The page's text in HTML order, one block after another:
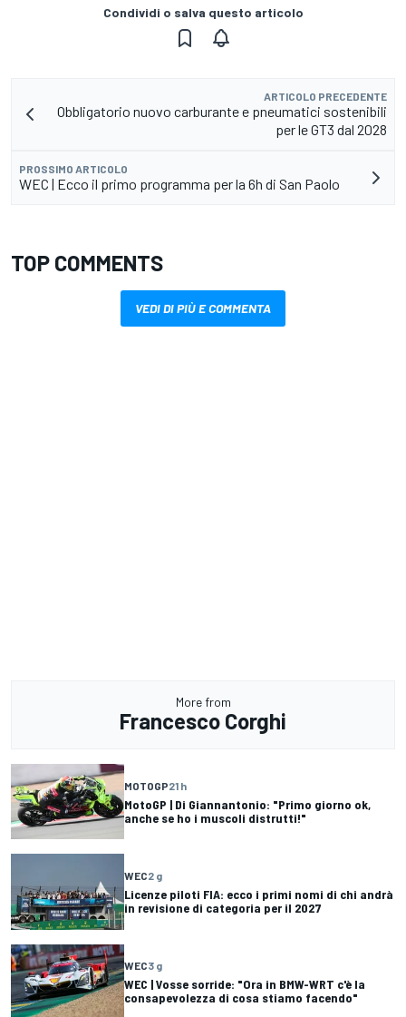
Condividi o salva questo articolo
ARTICOLO PRECEDENTE
Obbligatorio nuovo carburante e pneumatici sostenibili
per le GT3 dal 2028
PROSSIMO ARTICOLO
WEC | Ecco il primo programma per la 6h di San Paolo
TOP COMMENTS
VEDI DI PIÙ E COMMENTA
More from
Francesco Corghi
MOTOGP21 h
MotoGP | Di Giannantonio: "Primo giorno ok,
anche se ho i muscoli distrutti!"
WEC2 g
Licenze piloti FIA: ecco i primi nomi di chi andrà
in revisione di categoria per il 2027
WEC3 g
WEC | Vosse sorride: "Ora in BMW-WRT c'è la
consapevolezza di cosa stiamo facendo"